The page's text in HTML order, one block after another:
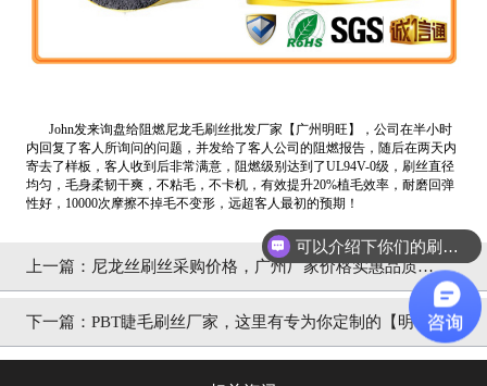
John发来询盘给阻燃尼龙毛刷丝批发厂家 【广州明旺】，公司在半小时
内回复了客人所询问的问题，并发给了客人公司的阻燃报告，随后在两天内
寄去了样板，客人收到后非常满意，阻燃级别达到了UL94V-0级，刷丝直径
均匀，毛身柔韧干爽，不粘毛，不卡机，有效提升20%植毛效率，耐磨回弹
性好，10000次摩擦不掉毛不变形，远超客人最初的预期！
上一篇： 尼龙丝刷丝采购价格，广州厂家价格实惠品质好
【明旺】
下一篇： PBT睫毛刷丝厂家，这里有专为你定制的【明旺】
可以介绍下你们的刷丝吗？